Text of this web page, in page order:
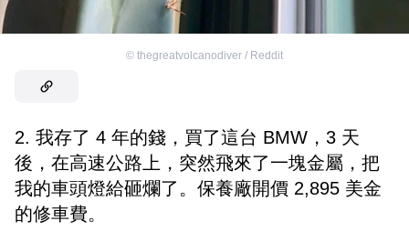
© thegreatvolcanodiver / Reddit
2. 我存了 4 年的錢，買了這台 BMW，3 天
後，在高速公路上，突然飛來了一塊金屬，把
我的車頭燈給砸爛了。保養廠開價 2,895 美金
的修車費。